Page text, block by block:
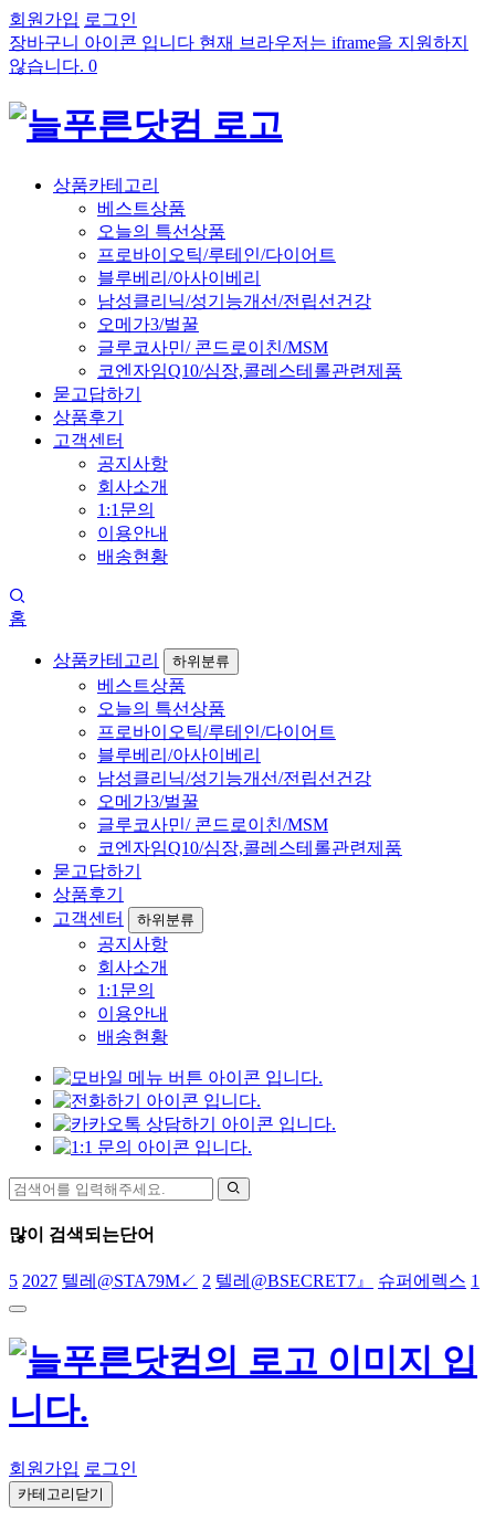
회원가입 로그인
장바구니 아이콘 입니다 현재 브라우저는 iframe을 지원하지
않습니다. 0
상품카테고리
베스트상품
오늘의 특선상품
프로바이오틱/루테인/다이어트
블루베리/아사이베리
남성클리닉/성기능개선/전립선건강
오메가3/벌꿀
글루코사민/ 콘드로이친/MSM
코엔자임Q10/심장,콜레스테롤관련제품
묻고답하기
상품후기
고객센터
공지사항
회사소개
1:1문의
이용안내
배송현황
홈
상품카테고리 하위분류
베스트상품
오늘의 특선상품
프로바이오틱/루테인/다이어트
블루베리/아사이베리
남성클리닉/성기능개선/전립선건강
오메가3/벌꿀
글루코사민/ 콘드로이친/MSM
코엔자임Q10/심장,콜레스테롤관련제품
묻고답하기
상품후기
고객센터
하위분류
공지사항
회사소개
1:1문의
이용안내
배송현황
많이 검색되는단어
5 2027 텔레@STA79M↙ 2 텔레@BSECRET7』 슈퍼에렉스 1
회원가입 로그인
카테고리닫기